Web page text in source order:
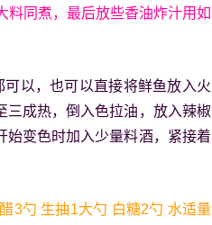
料同煮，最后放些香油炸汁用如
以，也可以直接将鲜鱼放入火
成热，倒入色拉油，放入辣椒
始变色时加入少量料酒，紧接着
3勺 生抽1大勺 白糖2勺 水适量